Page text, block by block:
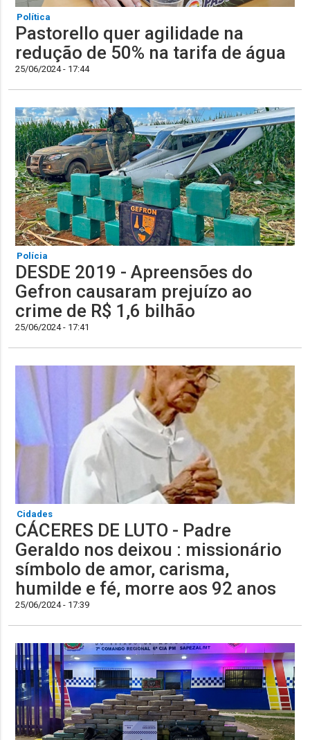
Política
Pastorello quer agilidade na
redução de 50% na tarifa de água
25/06/2024 - 17:44
Polícia
DESDE 2019 - Apreensões do
Gefron causaram prejuízo ao
crime de R$ 1,6 bilhão
25/06/2024 - 17:41
Cidades
CÁCERES DE LUTO - Padre
Geraldo nos deixou : missionário
símbolo de amor, carisma,
humilde e fé, morre aos 92 anos
25/06/2024 - 17:39